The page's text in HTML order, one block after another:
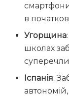
в
Угорщина
школах
Іспанія: